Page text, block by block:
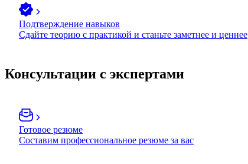
Подтверждение навыков
Сдайте теорию с практикой и станьте заметнее и ценнее
Консультации с экспертами
Готовое резюме
Составим профессиональное резюме за вас